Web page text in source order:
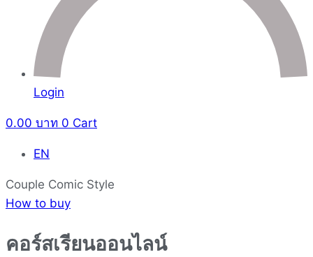
Login
0.00 บาท 0 Cart
EN
Couple Comic Style
How to buy
คอร์สเรียนออนไลน์